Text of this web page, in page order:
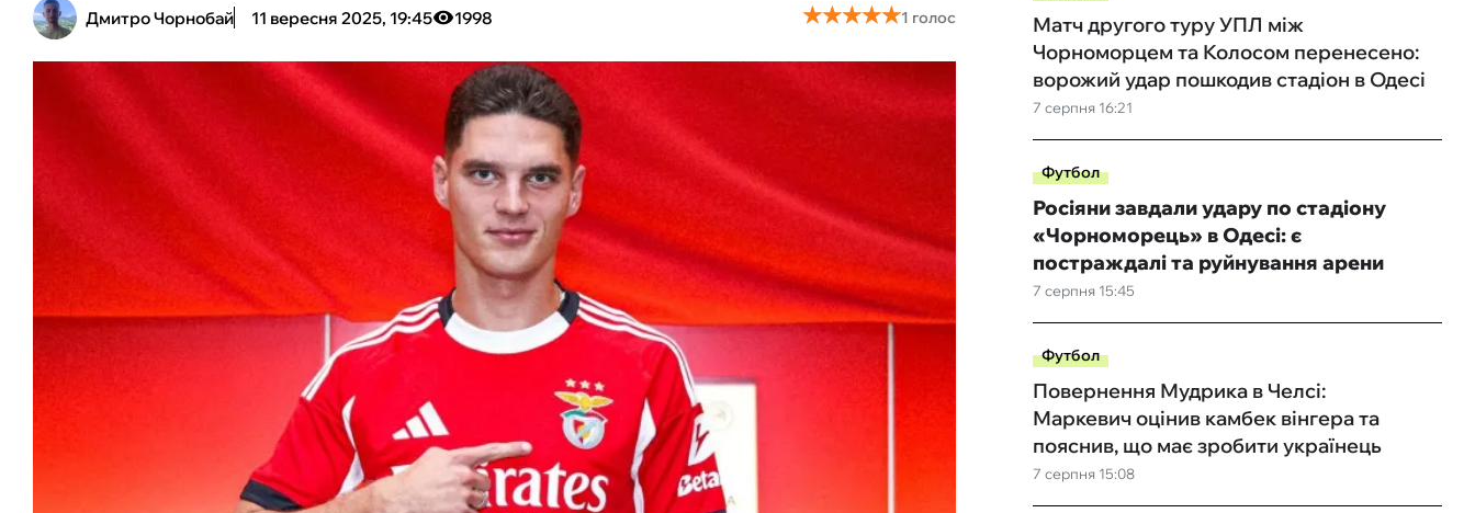
Дмитро Чорнобай 11 вересня 2025, 19:45 1998 ★★★★★
★★★★★1 голос
7 серпня 16:21
Матч другого туру УПЛ між
Чорноморцем та Колосом перенесено:
ворожий удар пошкодив стадіон в Одесі
Футбол
7 серпня 15:45
Росіяни завдали удару по стадіону
«Чорноморець» в Одесі: є
постраждалі та руйнування арени
Футбол
7 серпня 15:08
Повернення Мудрика в Челсі:
Маркевич оцінив камбек вінгера та
пояснив, що має зробити українець